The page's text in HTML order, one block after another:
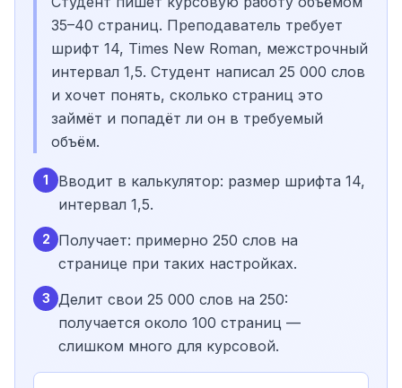
35–40 страниц. Преподаватель требует
шрифт 14, Times New Roman, межстрочный
интервал 1,5. Студент написал 25 000 слов
и хочет понять, сколько страниц это
займёт и попадёт ли он в требуемый
объём.
1
Вводит в калькулятор: размер шрифта 14,
интервал 1,5.
2
Получает: примерно 250 слов на
странице при таких настройках.
3 Делит свои 25 000 слов на 250:
получается около 100 страниц —
слишком много для курсовой.